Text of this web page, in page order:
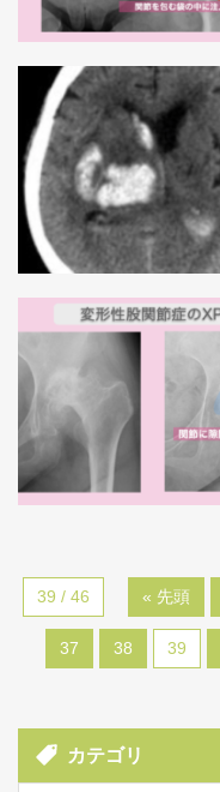
39 / 46 « 先頭
37 38 39
カテゴリ